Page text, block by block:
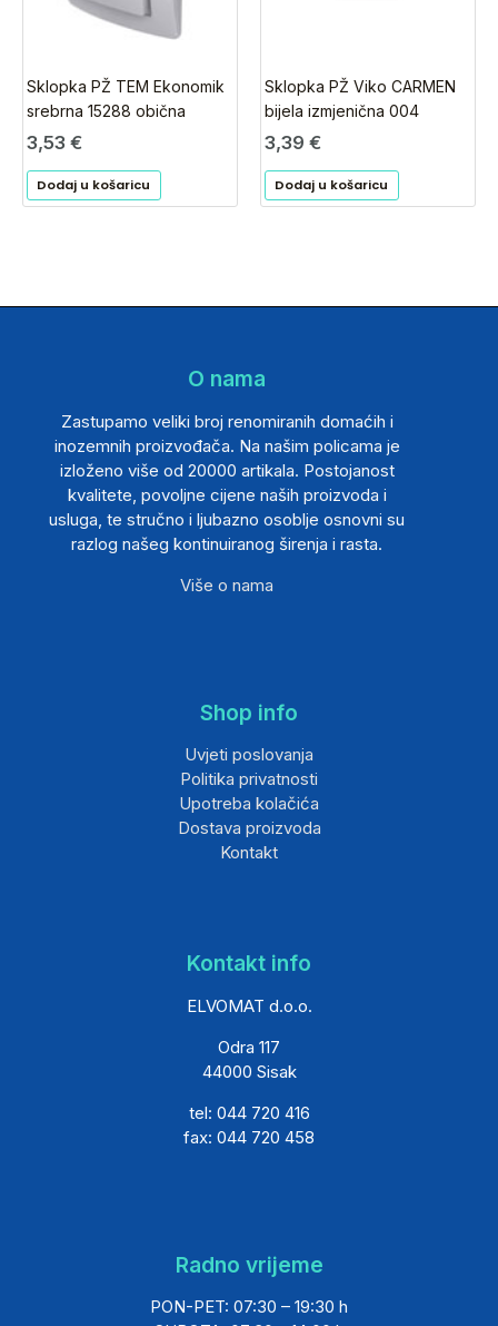
Sklopka PŽ TEM Ekonomik
srebrna 15288 obična
3,53 €
Dodaj u košaricu
Sklopka PŽ Viko CARMEN
bijela izmjenična 004
3,39 €
Dodaj u košaricu
O nama
Zastupamo veliki broj renomiranih domaćih i
inozemnih proizvođača. Na našim policama je
izloženo više od 20000 artikala. Postojanost
kvalitete, povoljne cijene naših proizvoda i
usluga, te stručno i ljubazno osoblje osnovni su
razlog našeg kontinuiranog širenja i rasta.
Više o nama
Shop info
Uvjeti poslovanja
Politika privatnosti
Upotreba kolačića
Dostava proizvoda
Kontakt
Kontakt info
ELVOMAT d.o.o.
Odra 117
44000 Sisak
tel: 044 720 416
fax: 044 720 458
Radno vrijeme
PON-PET: 07:30 – 19:30 h